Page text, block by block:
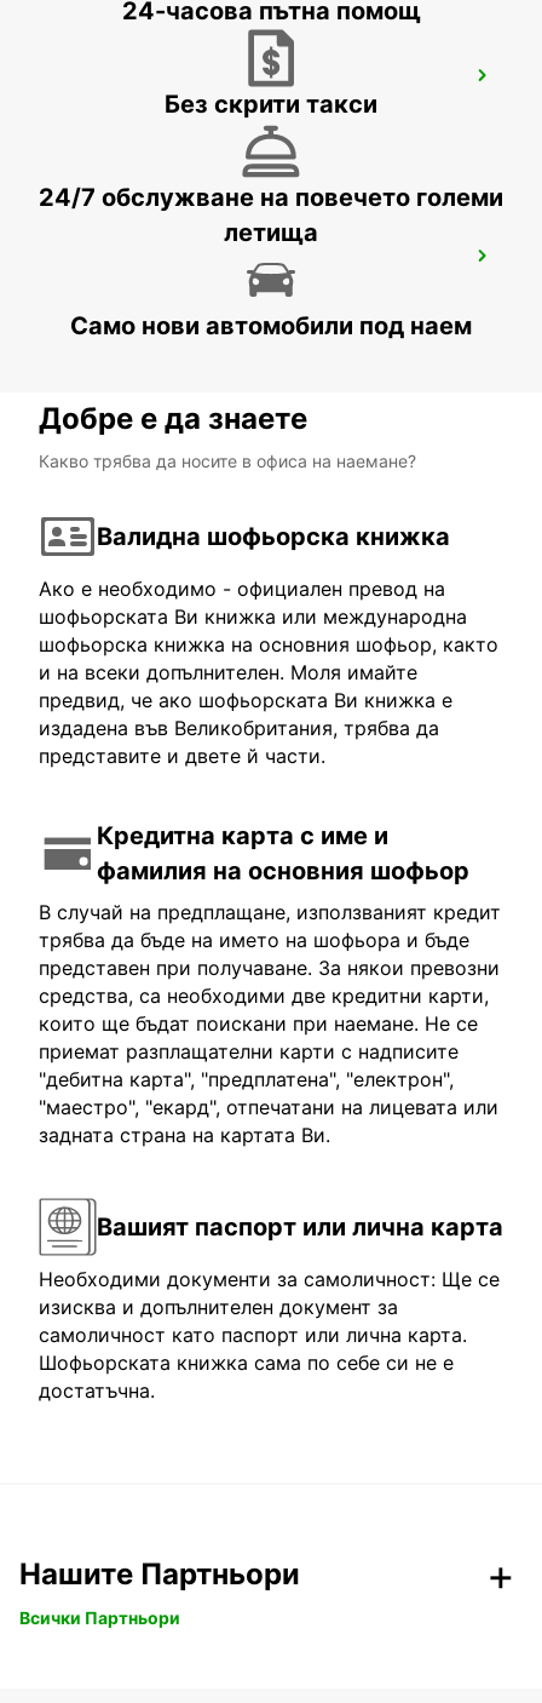
LARNACA - CYPRUS
24-часова пътна помощ
Без скрити такси
24/7 обслужване на повечето големи
летища
Само нови автомобили под наем
Добре е да знаете
Какво трябва да носите в офиса на наемане?
Валидна шофьорска книжка
Ако е необходимо - официален превод на
шофьорската Ви книжка или международна
шофьорска книжка на основния шофьор, както
и на всеки допълнителен. Моля имайте
предвид, че ако шофьорската Ви книжка е
издадена във Великобритания, трябва да
представите и двете й части.
Кредитна карта с име и
фамилия на основния шофьор
В случай на предплащане, използваният кредит
трябва да бъде на името на шофьора и бъде
представен при получаване. За някои превозни
средства, са необходими две кредитни карти,
които ще бъдат поискани при наемане. Не се
приемат разплащателни карти с надписите
"дебитна карта", "предплатена", "електрон",
"маестро", "екард", отпечатани на лицевата или
задната страна на картата Ви.
Вашият паспорт или лична карта
Необходими документи за самоличност: Ще се
изисква и допълнителен документ за
самоличност като паспорт или лична карта.
Шофьорската книжка сама по себе си не е
достатъчна.
Нашите Партньори
Всички Партньори